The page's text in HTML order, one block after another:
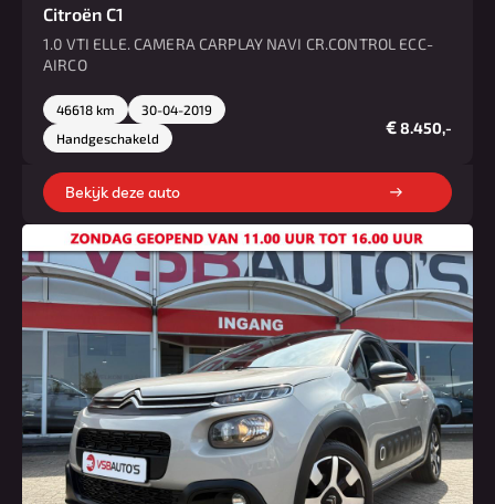
Citroën C1
1.0 VTI ELLE. CAMERA CARPLAY NAVI CR.CONTROL ECC-
AIRCO
46618 km
30-04-2019
Handgeschakeld
€8.450,-
Bekijk deze auto